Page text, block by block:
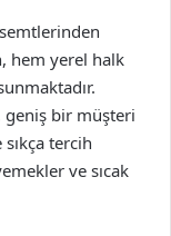
hem yerel halk
geniş bir müşteri
tercih
ve sıcak